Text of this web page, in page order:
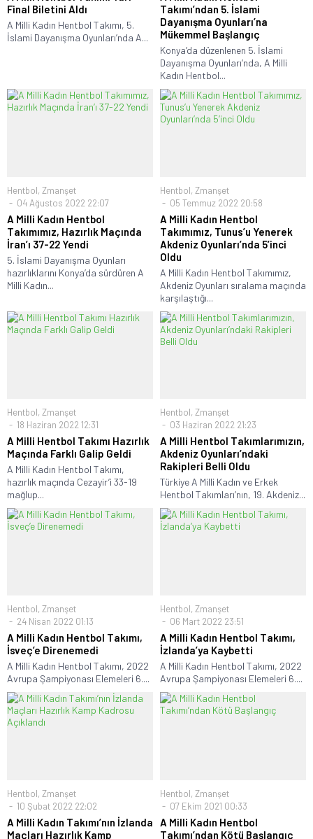
Final Biletini Aldı
A Milli Kadın Hentbol Takımı, 5.
İslami Dayanışma Oyunları’nda A...
Takımı’ndan 5. İslami
Dayanışma Oyunları’na
Mükemmel Başlangıç
Konya’da düzenlenen 5. İslami
Dayanışma Oyunları’nda, A Milli
Kadın Hentbol...
Hentbol, Zmanşet
04 Ağustos 2022 22:07
A Milli Kadın Hentbol
Takımımız, Hazırlık Maçında
İran’ı 37-22 Yendi
5. İslami Dayanışma Oyunları
hazırlıklarını Konya’da sürdüren A
Milli Kadın...
Hentbol, Zmanşet
05 Temmuz 2022 20:58
A Milli Kadın Hentbol
Takımımız, Tunus’u Yenerek
Akdeniz Oyunları’nda 5’inci
Oldu
A Milli Kadın Hentbol Takımımız,
Akdeniz Oyunları sıralama maçında
karşılaştığı...
Hentbol, Zmanşet
18 Haziran 2022 12:31
A Milli Hentbol Takımı Hazırlık
Maçında Farklı Galip Geldi
A Milli Kadın Hentbol Takımı,
hazırlık maçında Cezayir’i 33-19
mağlup...
Hentbol, Zmanşet
03 Haziran 2022 21:23
A Milli Hentbol Takımlarımızın,
Akdeniz Oyunları’ndaki
Rakipleri Belli Oldu
Türkiye A Milli Kadın ve Erkek
Hentbol Takımları’nın, 19. Akdeniz...
Hentbol, Zmanşet
24 Nisan 2022 01:13
A Milli Kadın Hentbol Takımı,
İsveç’e Direnemedi
A Milli Kadın Hentbol Takımı, 2022
Avrupa Şampiyonası Elemeleri 6....
Hentbol, Zmanşet
06 Mart 2022 23:51
A Milli Kadın Hentbol Takımı,
İzlanda’ya Kaybetti
A Milli Kadın Hentbol Takımı, 2022
Avrupa Şampiyonası Elemeleri 6....
Hentbol, Zmanşet
10 Şubat 2022 22:02
A Milli Kadın Takımı’nın İzlanda
Maçları Hazırlık Kamp
Hentbol, Zmanşet
07 Ekim 2021 00:33
A Milli Kadın Hentbol
Takımı’ndan Kötü Başlangıç